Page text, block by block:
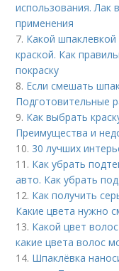
использования. Лак
применения
7. Какой
краской. Как
покраску
8. Если смешать
Подготовительные
9. Как выбрать
Преимущества и
10. 30 лучших
11. Как убрать
авто. Как убрать
12. Как получить
Какие цвета нужно
13. Какой цвет
какие цвета волос
14. Шпаклёвка